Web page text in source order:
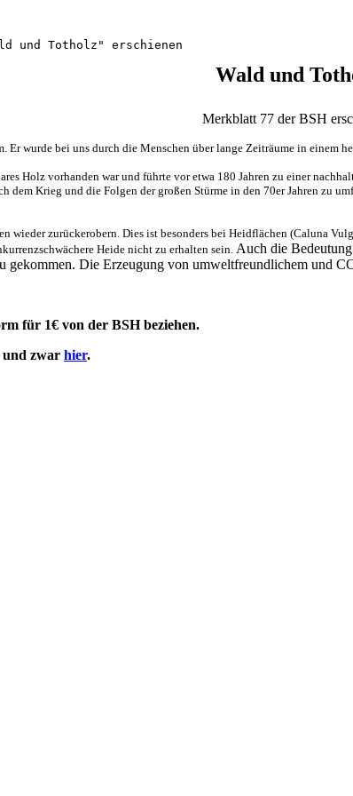
Wald und
Merkblatt 77 der BSH
wurde bei uns durch die Menschen über lange Zeiträume in einem
Holz vorhanden war und führte vor etwa 180 Jahren zu einer
dem Krieg und die Folgen der großen Stürme in den 70er Jahren zu
wieder zurückerobern. Dies ist besonders bei Heidflächen (Caluna
Heide nicht zu erhalten sein. Auch die
gekommen. Die Erzeugung von umweltfreundlichem und
für 1€ von der BSH beziehen.
und zwar hier.